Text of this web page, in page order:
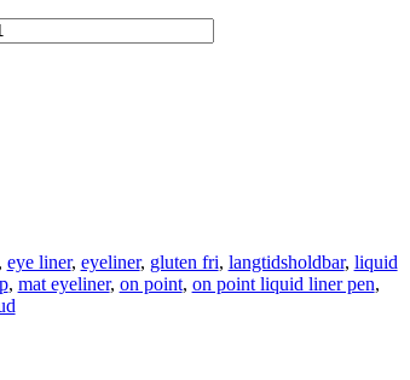
eye liner, eyeliner, gluten fri, langtidsholdbar, liquid
, mat eyeliner, on point, on point liquid liner pen,